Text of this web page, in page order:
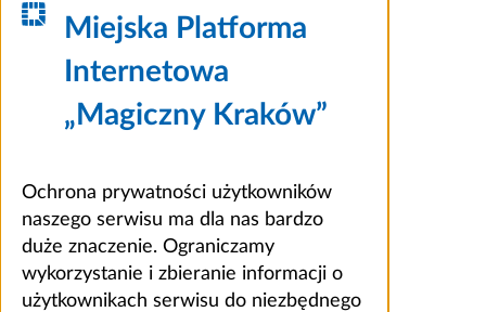
Miejska Platforma
Internetowa
„Magiczny Kraków”
Ochrona prywatności użytkowników
naszego serwisu ma dla nas bardzo
duże znaczenie. Ograniczamy
wykorzystanie i zbieranie informacji o
użytkownikach serwisu do niezbędnego